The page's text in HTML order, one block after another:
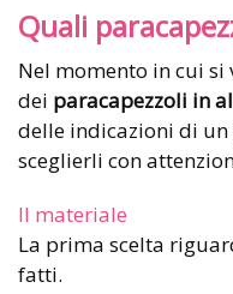
Quali
Nel momento in cui si
dei paracapezzoli in
delle indicazioni di
sceglierli con
Il materiale
La prima scelta
fatti.